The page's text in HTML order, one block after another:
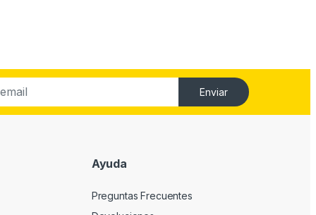
Enviar
Ayuda
Preguntas Frecuentes